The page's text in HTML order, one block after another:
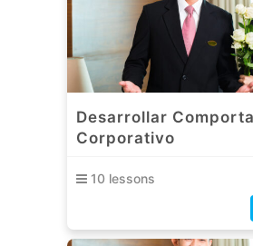
Desarrollar
Corporativo
10 lessons